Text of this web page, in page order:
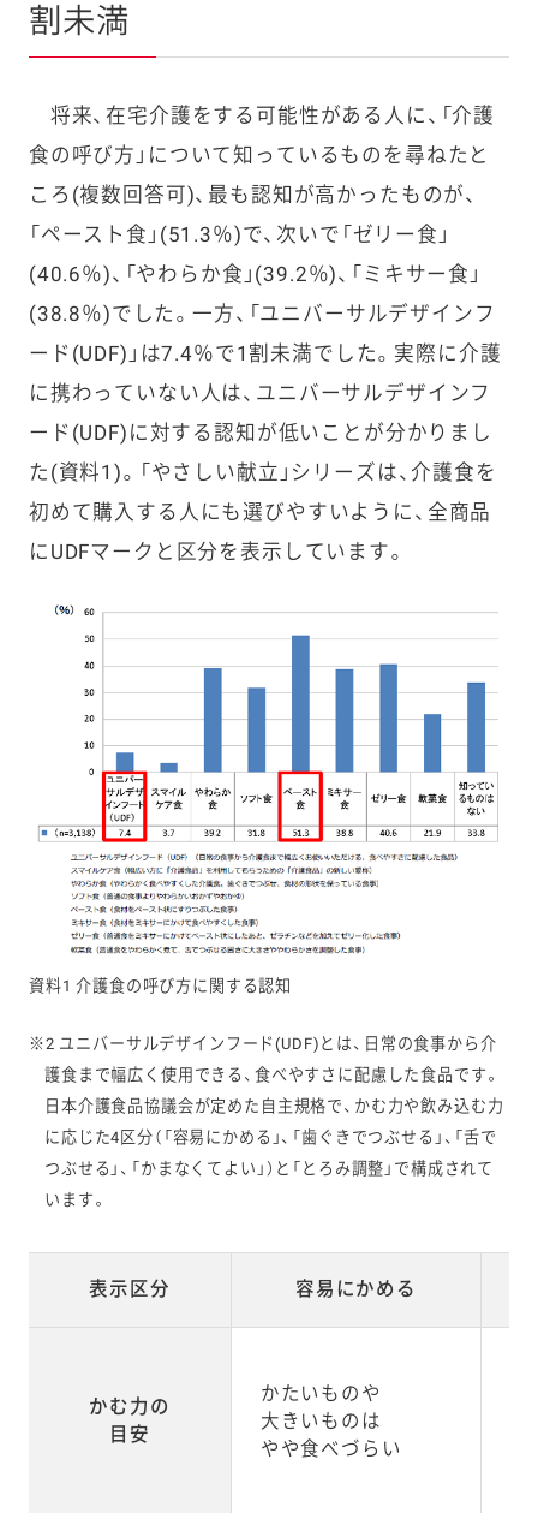
割未満
将来、在宅介護をする可能性がある人に、「介護
食の呼び方」について知っているものを尋ねたと
ころ(複数回答可)、最も認知が高かったものが、
「ペースト食」(51.3％)で、次いで「ゼリー食」
(40.6％)、「やわらか食」(39.2％)、「ミキサー食」
(38.8％)でした。一方、「ユニバーサルデザインフ
ード(UDF)」は7.4％で1 割未満でした。実際に介護
に携わっていない人は、ユニバーサルデザインフ
ード(UDF)に対する認知が低いことが分かりまし
た(資料1)。「やさしい献立」シリーズは、介護食を
初めて購入する人にも選びやすいように、全商品
にUDFマークと区分を表示しています。
資料1 介護食の呼び方に関する認知
※2 ユニバーサルデザインフード(UDF)とは、日常の食事から介
護食まで幅広く使用できる、食べやすさに配慮した食品です。
日本介護食品協議会が定めた自主規格で、かむ力や飲み込む力
に応じた4区分（「容易にかめる」、「歯ぐきでつぶせる」、「舌で
つぶせる」、「かまなくてよい」）と「とろみ調整」で構成されて
います。
表示区分 容易にかめる
かむ力の
目安
かたいものや
大きいものは
やや食べづらい